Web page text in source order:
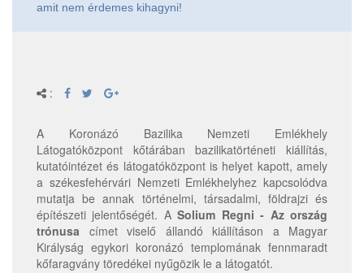
amit nem érdemes kihagyni!
:
A Koronázó Bazilika Nemzeti Emlékhely
Látogatóközpont kőtárában bazilikatörténeti kiállítás,
kutatóintézet és látogatóközpont is helyet kapott, amely
a székesfehérvári Nemzeti Emlékhelyhez kapcsolódva
mutatja be annak történelmi, társadalmi, földrajzi és
építészeti jelentőségét. ASolium Regni - Az ország
trónusa címet viselő állandó kiállításon a Magyar
Királyság egykori koronázó templomának fennmaradt
kőfaragvány töredékei nyűgözik le a látogatót.